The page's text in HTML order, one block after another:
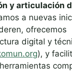
y articulación
a nuevas
ofrecemos
digital y
), y